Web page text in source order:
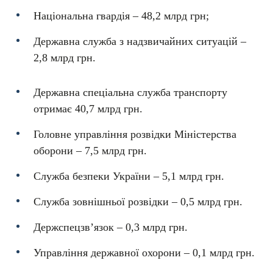
Національна гвардія – 48,2 млрд грн;
Державна служба з надзвичайних ситуацій –
2,8 млрд грн.
Державна спеціальна служба транспорту
отримає 40,7 млрд грн.
Головне управління розвідки Міністерства
оборони – 7,5 млрд грн.
Служба безпеки України – 5,1 млрд грн.
Служба зовнішньої розвідки – 0,5 млрд грн.
Держспецзв’язок – 0,3 млрд грн.
Управління державної охорони – 0,1 млрд грн.